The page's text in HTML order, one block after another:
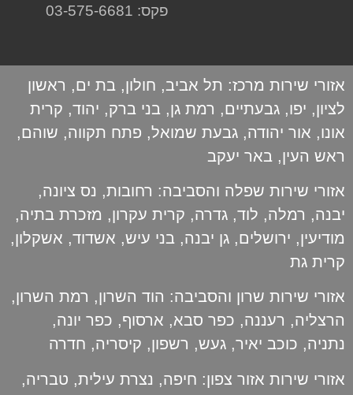
פקס: 03-575-6681
אזורי שירות מרכז: תל אביב, חולון, בת ים, ראשון
לציון, יפו, גבעתיים, רמת גן, בני ברק, יהוד, קרית
אונו, אור יהודה, גבעת שמואל, פתח תקווה, שוהם,
ראש העין, באר יעקב
אזורי שירות שפלה והסביבה: רחובות, נס ציונה,
יבנה, רמלה, לוד, גדרה, קרית עקרון, מזכרת בתיה,
מודיעין, ירושלים, גן יבנה, בני עיש, אשדוד, אשקלון,
קרית גת
אזורי שירות שרון והסביבה: הוד השרון, רמת השרון,
הרצליה, רעננה, כפר סבא, ארסוף, כפר יונה,
נתניה, כוכב יאיר, געש, רשפון, קיסריה, חדרה
אזורי שירות אזור צפון: חיפה, נצרת עילית, טבריה,